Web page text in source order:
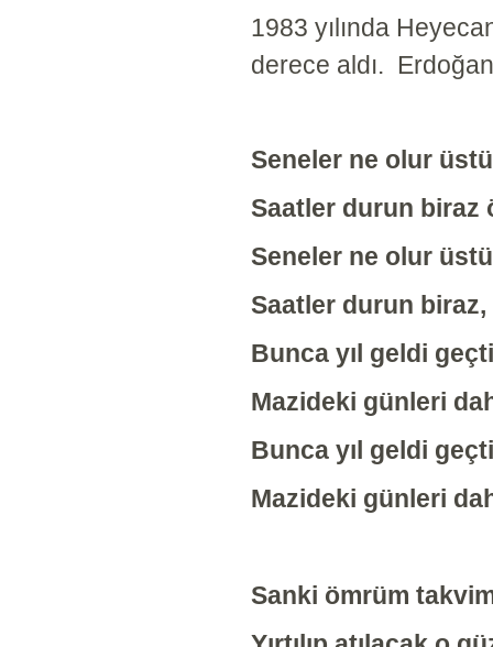
1983 yılında
derece aldı.
Seneler ne olur
Saatler durun biraz
Seneler ne olur
Saatler durun
Bunca yıl geldi
Mazideki günleri
Bunca yıl geldi
Mazideki günleri
Sanki ömrüm